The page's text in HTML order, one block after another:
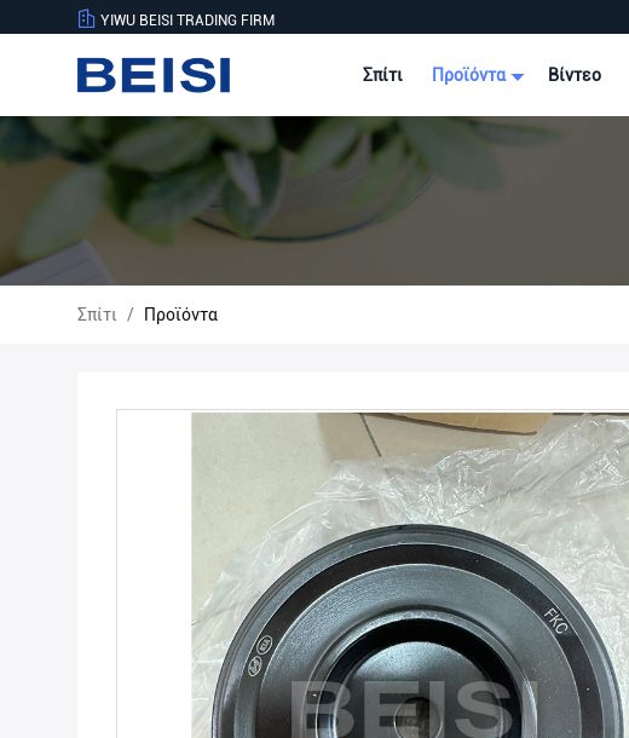
YIWU BEISI TRADING FIRM
Σπίτι Προϊόντα Βίντεο
Σπίτι / Προϊόντα